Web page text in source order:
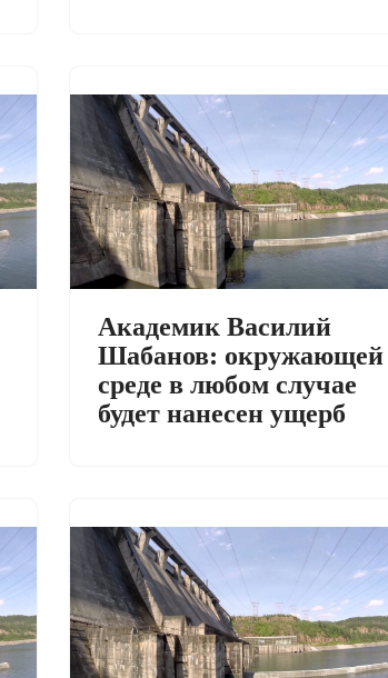
Академик Василий
Шабанов: окружающей
среде в любом случае
будет нанесен ущерб